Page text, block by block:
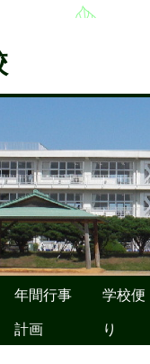
年間行事
計画
学校便
り